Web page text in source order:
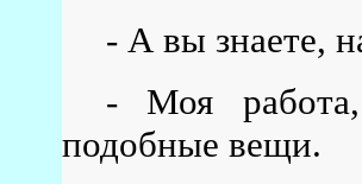
- А вы знаете,
- Моя
подобные вещи.